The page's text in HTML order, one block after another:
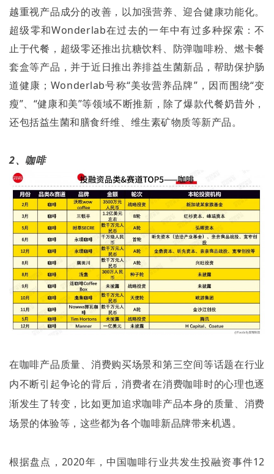
越重视产品成分的改善，以加强营养、迎合健康功能化。
超级零和Wonderlab在过去的一年中有过多种探索：不
止于代餐，超级零还推出抗糖饮料、防弹咖啡粉、燃卡餐
套盒等产品，并于近日推出养排益生菌新品，帮助保护肠
道健康； Wonderlab号称“美妆营养品牌” ，因而围绕“变
瘦”、 “健康和美”等领域不断推新，除了爆款代餐奶昔外，
还包括益生菌和膳食纤维、维生素矿物质等新产品。
2、咖啡
在咖啡产品质量、消费购买场景和第三空间等话题在行业
内不断引起争论的背后，消费者在消费咖啡时的心理也逐
渐发生了转变，比如更加追求咖啡产品本身的质量、消费
场景的体验等，这些都为各个咖啡新品牌带来机遇。
根据盘点， 2020年，中国咖啡行业共发生投融资事件12